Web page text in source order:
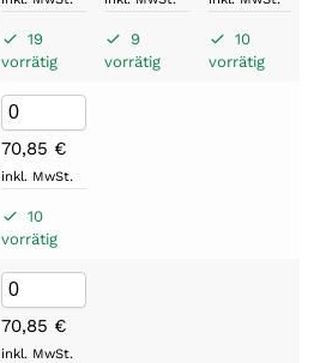
19
vorrätig
9
vorrätig
10
vorrätig
70,85 €
inkl. MwSt.
10
vorrätig
70,85 €
inkl. MwSt.